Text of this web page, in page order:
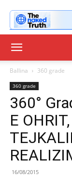
Ballina 360 grade
360 grade
360°
E
16/08/2015